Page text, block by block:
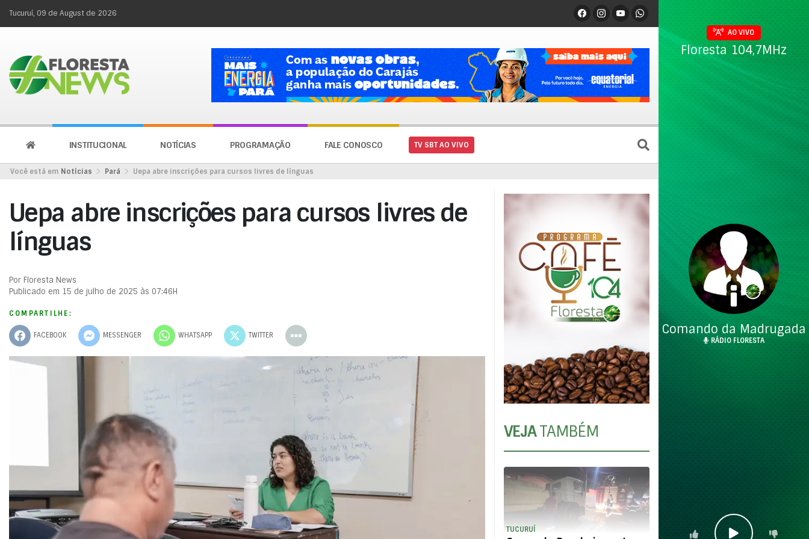
Tucuruí, 09 de August de 2026
INSTITUCIONAL NOTÍCIAS PROGRAMAÇÃO FALE CONOSCO TV SBT AO VIVO
Você está em Notícias Pará Uepa abre inscrições para cursos livres de línguas
Uepa abre inscrições para cursos livres de
línguas
Por Floresta News
Publicado em 15 de julho de 2025 às 07:46H
COMPARTILHE:
FACEBOOK MESSENGER WHATSAPP TWITTER
VEJATAMBÉM
TUCURUÍ
AO VIVO
Floresta 104,7MHz
Comando da Madrugada
RÁDIO FLORESTA